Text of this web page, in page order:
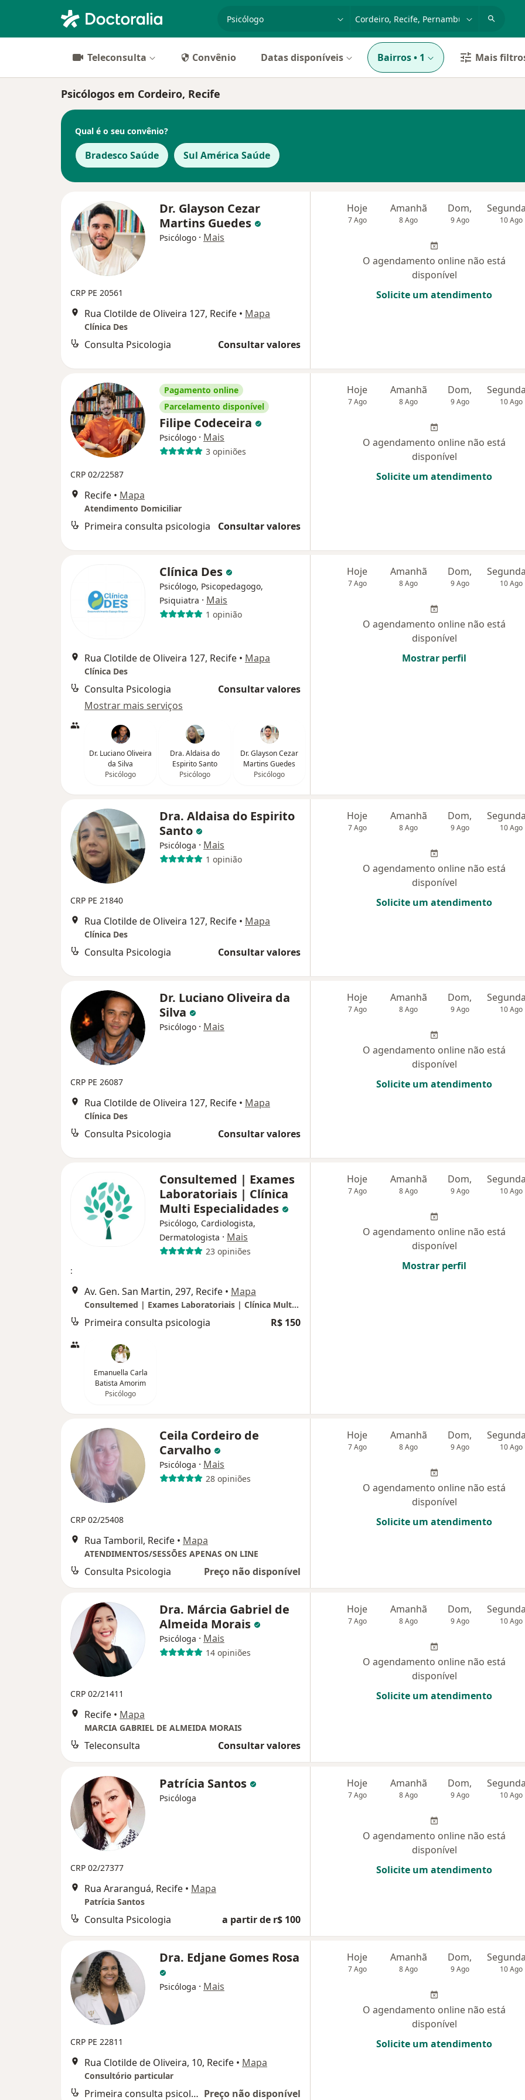
especialidade, doença ou nome
Teleconsulta Convênio Datas disponíveis Bairros• 1 Mais
Psicólogos em Cordeiro, Recife
Qual é o seu convênio?
Bradesco Saúde Sul América Saúde
Dr. Glayson Cezar
Martins Guedes
Psicólogo · Mais
CRP PE 20561
Rua Clotilde de Oliveira 127, Recife • Mapa
Clínica Des
Consulta Psicologia Consultar valores
Hoje
7 Ago
Amanhã
8 Ago
Dom,
9 Ago 10 Ago
O agendamento online não está
disponível
Solicite um atendimento
Pagamento online
Parcelamento disponível
Filipe Codeceira
Psicólogo · Mais
3 opiniões
CRP 02/22587
Recife • Mapa
Atendimento Domiciliar
Primeira consulta psicologia Consultar valores
Hoje
7 Ago
Amanhã
8 Ago
Dom,
9 Ago 10 Ago
O agendamento online não está
disponível
Solicite um atendimento
Clínica Des
Psicólogo, Psicopedagogo,
Psiquiatra · Mais
1 opinião
Rua Clotilde de Oliveira 127, Recife • Mapa
Clínica Des
Consulta Psicologia
Consultar valores
Mostrar mais serviços
Dr. Luciano Oliveira
da Silva
Psicólogo
Dra. Aldaisa do
Espirito Santo
Psicólogo
Dr. Glayson Cezar
Martins Guedes
Psicólogo
Hoje
7 Ago
Amanhã
8 Ago
Dom,
9 Ago 10 Ago
O agendamento online não está
disponível
Mostrar perfil
Dra. Aldaisa do Espirito
Santo
Psicóloga · Mais
1 opinião
CRP PE 21840
Rua Clotilde de Oliveira 127, Recife • Mapa
Clínica Des
Consulta Psicologia Consultar valores
Hoje
7 Ago
Amanhã
8 Ago
Dom,
9 Ago 10 Ago
O agendamento online não está
disponível
Solicite um atendimento
Dr. Luciano Oliveira da
Silva
Psicólogo · Mais
CRP PE 26087
Rua Clotilde de Oliveira 127, Recife • Mapa
Clínica Des
Consulta Psicologia Consultar valores
Hoje
7 Ago
Amanhã
8 Ago
Dom,
9 Ago 10 Ago
O agendamento online não está
disponível
Solicite um atendimento
Consultemed | Exames
Laboratoriais | Clínica
Multi Especialidades
Psicólogo, Cardiologista,
Dermatologista · Mais
23 opiniões
:
Av. Gen. San Martin, 297, Recife • Mapa
Consultemed | Exames Laboratoriais | Clínica Multi Especialidades
Primeira consulta psicologia R$ 150
Emanuella Carla
Batista Amorim
Psicólogo
Hoje
7 Ago
Amanhã
8 Ago
Dom,
9 Ago 10 Ago
O agendamento online não está
disponível
Mostrar perfil
Ceila Cordeiro de
Carvalho
Psicóloga · Mais
28 opiniões
CRP 02/25408
Rua Tamboril, Recife • Mapa
ATENDIMENTOS/SESSÕES APENAS ON LINE
Consulta Psicologia Preço não disponível
Hoje
7 Ago
Amanhã
8 Ago
Dom,
9 Ago 10 Ago
O agendamento online não está
disponível
Solicite um atendimento
Dra. Márcia Gabriel de
Almeida Morais
Psicóloga · Mais
14 opiniões
CRP 02/21411
Recife • Mapa
MARCIA GABRIEL DE ALMEIDA MORAIS
Teleconsulta Consultar valores
Hoje
7 Ago
Amanhã
8 Ago
Dom,
9 Ago 10 Ago
O agendamento online não está
disponível
Solicite um atendimento
Patrícia Santos
Psicóloga
CRP 02/27377
Rua Araranguá, Recife • Mapa
Patrícia Santos
Consulta Psicologia a partir de r$ 100
Hoje
7 Ago
Amanhã
8 Ago
Dom,
9 Ago 10 Ago
O agendamento online não está
disponível
Solicite um atendimento
Dra. Edjane Gomes Rosa
Psicóloga · Mais
CRP PE 22811
Rua Clotilde de Oliveira, 10, Recife • Mapa
Consultório particular
Primeira consulta psicologia Preço não disponível
Hoje
7 Ago
Amanhã
8 Ago
Dom,
9 Ago 10 Ago
O agendamento online não está
disponível
Solicite um atendimento